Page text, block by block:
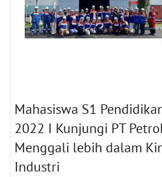
Mahasiswa S1
2022 I Kunjungi PT
Menggali lebih dalam
Industri